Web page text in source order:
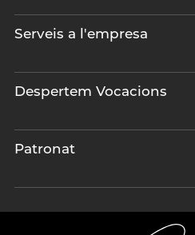
Serveis a l'empresa
Despertem Vocacions
Patronat